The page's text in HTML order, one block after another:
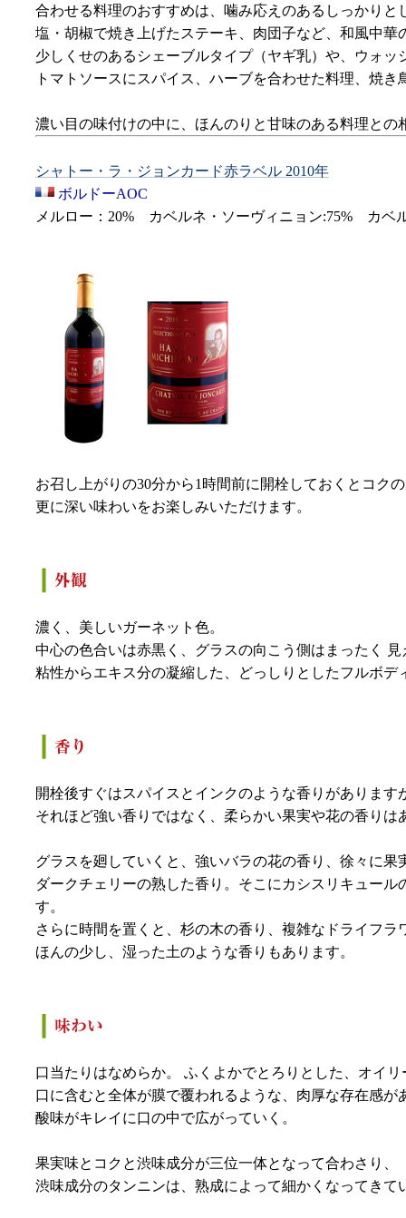
合わせる料理のおすすめは、噛み応えのあるしっかりと
塩・胡椒で焼き上げたステーキ、肉団子など、和風中華
少しくせのあるシェーブルタイプ（ヤギ乳）や、ウォッ
トマトソースにスパイス、ハーブを合わせた料理、焼き
濃い目の味付けの中に、ほんのりと甘味のある料理との
シャトー・ラ・ジョンカード赤ラベル 2010年
ボルドーAOC
メルロー：20% カベルネ・ソーヴィニョン:75% カベ
お召し上がりの30分から1時間前に開栓しておくとコク
更に深い味わいをお楽しみいただけます。
濃く、美しいガーネット色。
中心の色合いは赤黒く、グラスの向こう側はまったく 見
粘性からエキス分の凝縮した、どっしりとしたフルボデ
開栓後すぐはスパイスとインクのような香りがあります
それほど強い香りではなく、柔らかい果実や花の香りは
グラスを廻していくと、強いバラの花の香り、徐々に果
ダークチェリーの熟した香り。そこにカシスリキュー
す。
さらに時間を置くと、杉の木の香り、複雑なドライフ
ほんの少し、湿った土のような香りもあります。
口当たりはなめらか。 ふくよかでとろりとした、オイ
口に含むと全体が膜で覆われるような、肉厚な存在感が
酸味がキレイに口の中で広がっていく。
果実味とコクと渋味成分が三位一体となって合わさり、
渋味成分のタンニンは、熟成によって細かくなってきて